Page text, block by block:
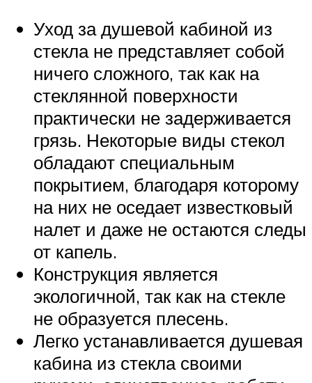
Уход за душевой кабиной из
стекла не представляет собой
ничего сложного, так как на
стеклянной поверхности
практически не задерживается
грязь. Некоторые виды стекол
обладают специальным
покрытием, благодаря которому
на них не оседает известковый
налет и даже не остаются следы
от капель.
Конструкция является
экологичной, так как на стекле
не образуется плесень.
Легко устанавливается душевая
кабина из стекла своими